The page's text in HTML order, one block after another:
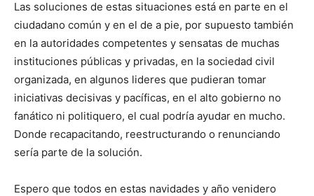
Las soluciones de estas situaciones está en parte en el
ciudadano común y en el de a pie, por supuesto también
en la autoridades competentes y sensatas de muchas
instituciones públicas y privadas, en la sociedad civil
organizada, en algunos lideres que pudieran tomar
iniciativas decisivas y pacíficas, en el alto gobierno no
fanático ni politiquero, el cual podría ayudar en mucho.
Donde recapacitando, reestructurando o renunciando
sería parte de la solución.
Espero que todos en estas navidades y año venidero